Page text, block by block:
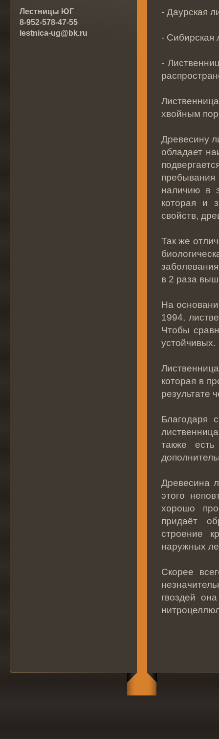
Лестницы ЮГ
8-952-578-47-55
lestnica-ug@bk.ru
- Даурская
- Сибирская
-
хвойным
Древесину
обладает
наличию в
которая и
свойств,
Так же
в 2 раза
На
1994,
Чтобы
устойчивых.
которая в
результате
Благодаря
также
Древесина
этого
хорошо
придаёт
строение
наружных
Скорее
гвоздей